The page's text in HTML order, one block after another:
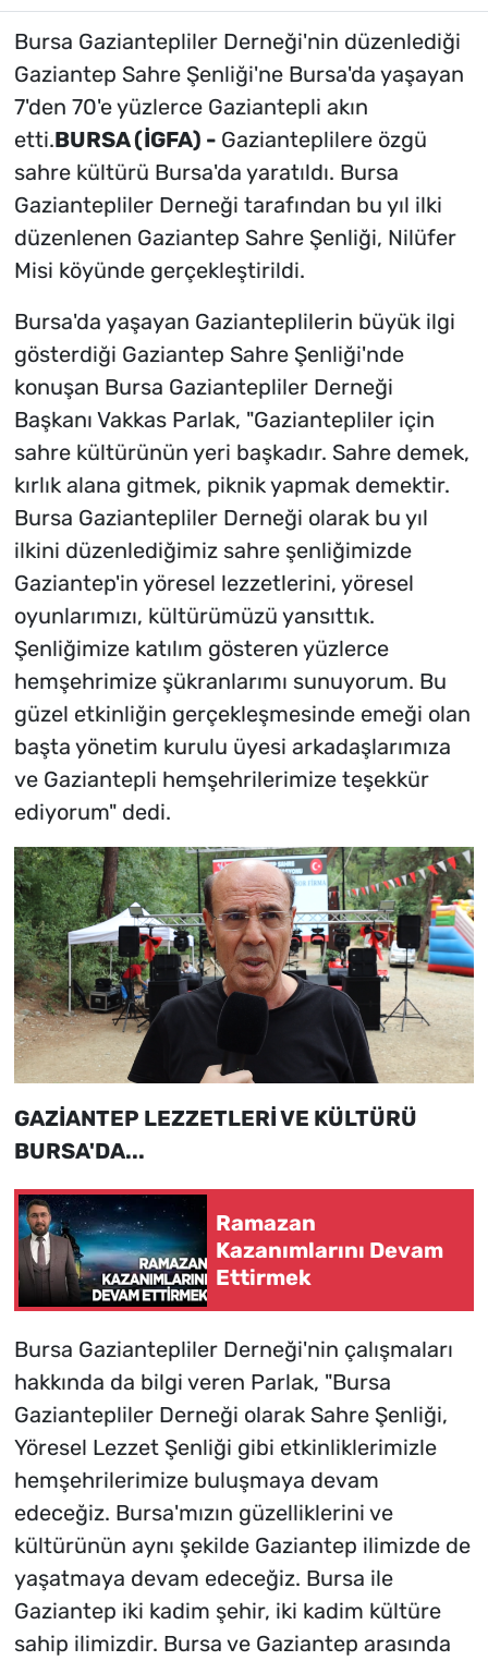
Bursa Gaziantepliler Derneği'nin düzenlediği
Gaziantep Sahre Şenliği'ne Bursa'da yaşayan
7'den 70'e yüzlerce Gaziantepli akın
etti.BURSA (İGFA) - Gazianteplilere özgü
sahre kültürü Bursa'da yaratıldı. Bursa
Gaziantepliler Derneği tarafından bu yıl ilki
düzenlenen Gaziantep Sahre Şenliği, Nilüfer
Misi köyünde gerçekleştirildi.
Bursa'da yaşayan Gazianteplilerin büyük ilgi
gösterdiği Gaziantep Sahre Şenliği'nde
konuşan Bursa Gaziantepliler Derneği
Başkanı Vakkas Parlak, "Gaziantepliler için
sahre kültürünün yeri başkadır. Sahre demek,
kırlık alana gitmek, piknik yapmak demektir.
Bursa Gaziantepliler Derneği olarak bu yıl
ilkini düzenlediğimiz sahre şenliğimizde
Gaziantep'in yöresel lezzetlerini, yöresel
oyunlarımızı, kültürümüzü yansıttık.
Şenliğimize katılım gösteren yüzlerce
hemşehrimize şükranlarımı sunuyorum. Bu
güzel etkinliğin gerçekleşmesinde emeği olan
başta yönetim kurulu üyesi arkadaşlarımıza
ve Gaziantepli hemşehrilerimize teşekkür
ediyorum" dedi.
GAZİANTEP LEZZETLERİ VE KÜLTÜRÜ
BURSA'DA...
Ramazan
Kazanımlarını Devam
Ettirmek
Bursa Gaziantepliler Derneği'nin çalışmaları
hakkında da bilgi veren Parlak, "Bursa
Gaziantepliler Derneği olarak Sahre Şenliği,
Yöresel Lezzet Şenliği gibi etkinliklerimizle
hemşehrilerimize buluşmaya devam
edeceğiz. Bursa'mızın güzelliklerini ve
kültürünün aynı şekilde Gaziantep ilimizde de
yaşatmaya devam edeceğiz. Bursa ile
Gaziantep iki kadim şehir, iki kadim kültüre
sahip ilimizdir. Bursa ve Gaziantep arasında